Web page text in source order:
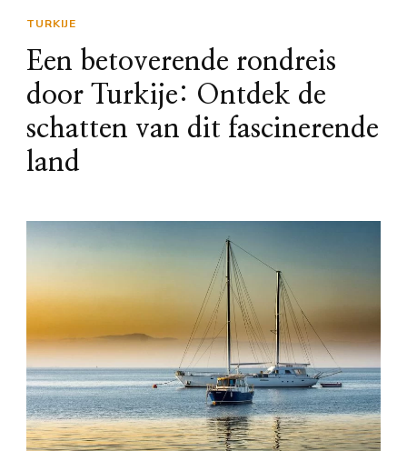
TURKIJE
Een betoverende rondreis
door Turkije: Ontdek de
schatten van dit fascinerende
land